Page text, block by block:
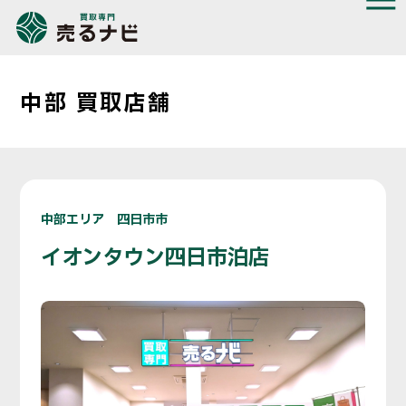
中部 買取店舗
中部エリア 四日市市
イオンタウン四日市泊店